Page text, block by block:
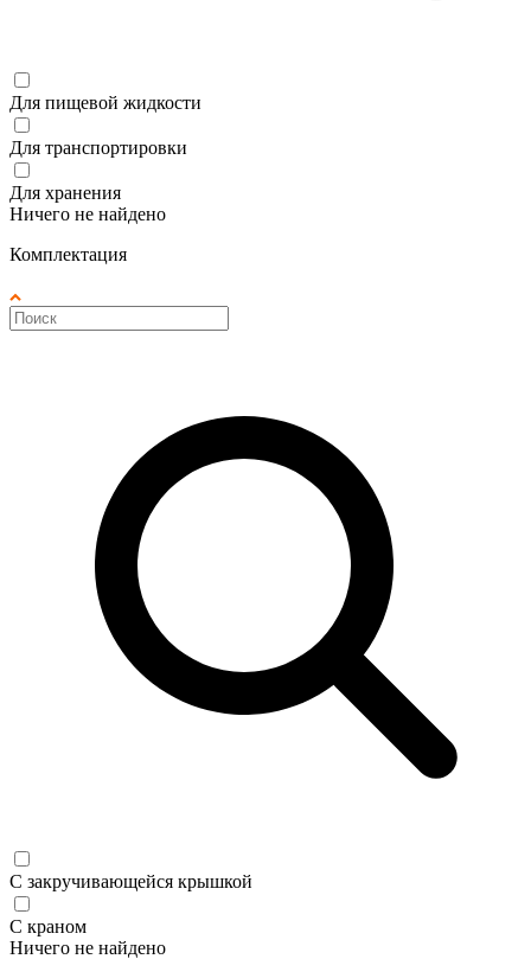
Для пищевой жидкости
Для транспортировки
Для хранения
Ничего не найдено
Комплектация
С закручивающейся крышкой
С краном
Ничего не найдено